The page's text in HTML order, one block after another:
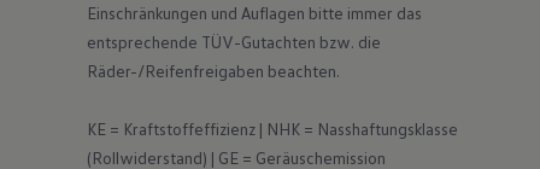
Einschränkungen und Auflagen bitte immer das
entsprechende TÜV-Gutachten bzw. die
Räder-/Reifenfreigaben beachten.
KE = Kraftstoffeffizienz | NHK = Nasshaftungsklasse
(Rollwiderstand) | GE = Geräuschemission